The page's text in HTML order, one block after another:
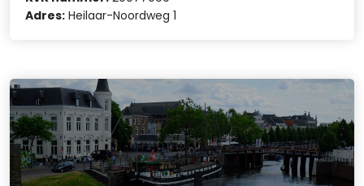
Adres: Heilaar-Noordweg 1